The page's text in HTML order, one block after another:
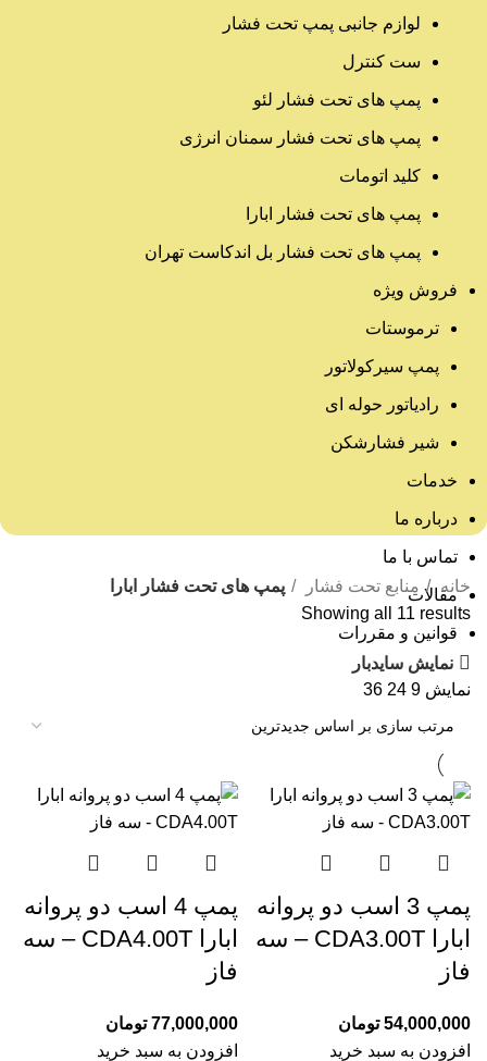
لوازم جانبی پمپ تحت فشار
ست کنترل
پمپ های تحت فشار لئو
پمپ های تحت فشار سمنان انرژی
کلید اتومات
پمپ های تحت فشار ابارا
پمپ های تحت فشار بل اندکاست تهران
فروش ویژه
ترموستات
پمپ سیرکولاتور
رادیاتور حوله ای
شیر فشارشکن
خدمات
درباره ما
تماس با ما
مقالات
قوانین و مقررات
خانه منابع تحت فشار
پمپ های تحت فشار ابارا
Showing all 11 results
نمایش سایدبار
نمایش 9
24
36
پمپ 3 اسب دو پروانه
ابارا CDA3.00T – سه
فاز
54,000,000 تومان
افزودن به سبد خرید
پمپ 4 اسب دو پروانه
ابارا CDA4.00T – سه
فاز
77,000,000 تومان
افزودن به سبد خرید